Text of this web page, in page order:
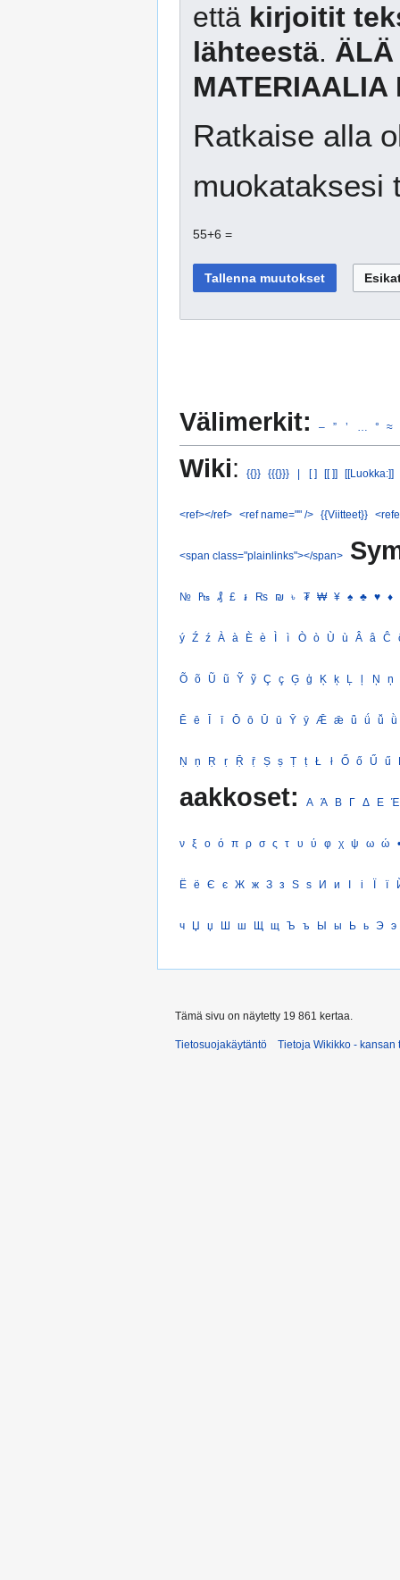
että kirjoitit
lähteestä. ÄLÄ
MATERIAALIA
Ratkaise alla
muokataksesi
55+6 =
Välimerkit: – ” ’ ° ≈
Wiki: {{}} {{{}}} | [ ] [[ ]] [[Luokka:]]
<ref></ref> <ref name="" /> {{Viitteet}}
<span class="plainlinks"></span>
№ ₧ ₰ £ ៛ ₨ ₪ ৳ ₮ ₩ ¥ ♠ ♣ ♥ ♦
ý Ź ź À à È è Ì ì Ò ò Ù ù Â â Ĉ
Õ õ Ũ ũ Ỹ ỹ Ç ç Ģ ģ Ķ ķ Ļ ļ Ņ ņ
Ē ē Ī ī Ō ō Ū ū Ȳ ȳ Ǣ ǣ ǖ ǘ ǚ ǜ
Ṇ ṇ Ṛ ṛ Ṝ ṝ Ṣ ṣ Ṭ ṭ Ł ł Ő ő Ű ű
aakkoset: Α Ά Β Γ Δ Ε Έ
ν ξ ο ό π ρ σ ς τ υ ύ φ χ ψ ω ώ •
Ё ё Є є Ж ж З з Ѕ ѕ И и І і Ї ї
ч Џ џ Ш ш Щ щ Ъ ъ Ы ы Ь ь Э э
Tämä sivu on näytetty 19 861 kertaa.
Tietosuojakäytäntö Tietoja Wikikko - kansan